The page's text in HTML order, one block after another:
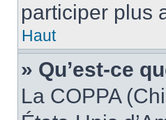
participer plus
Haut
» Qu’est-ce
La COPPA